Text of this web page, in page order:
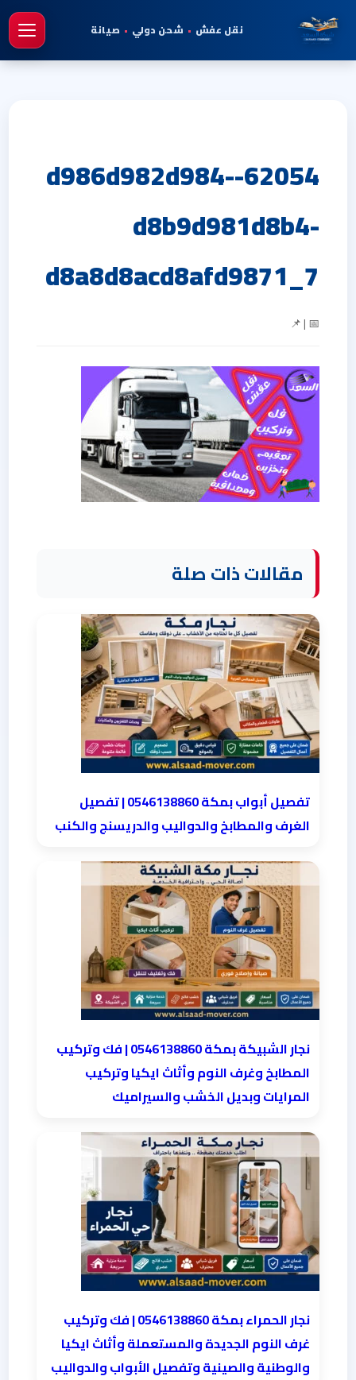
نقل عفش • شحن دولي • صيانة
62054-d986d982d984-
d8b9d981d8b4-
d8a8d8acd8afd9871_7
📅 | 📌
مقالات ذات صلة
تفصيل أبواب بمكة 0546138860 | تفصيل
الغرف والمطابخ والدواليب والدريسنج والكنب
نجار الشبيكة بمكة 0546138860⁩ | فك وتركيب
المطابخ وغرف النوم وأثاث ايكيا وتركيب
المرايات وبديل الخشب والسيراميك
نجار الحمراء بمكة 0546138860⁩ | فك وتركيب
غرف النوم الجديدة والمستعملة وأثاث ايكيا
والوطنية والصينية وتفصيل الأبواب والدواليب